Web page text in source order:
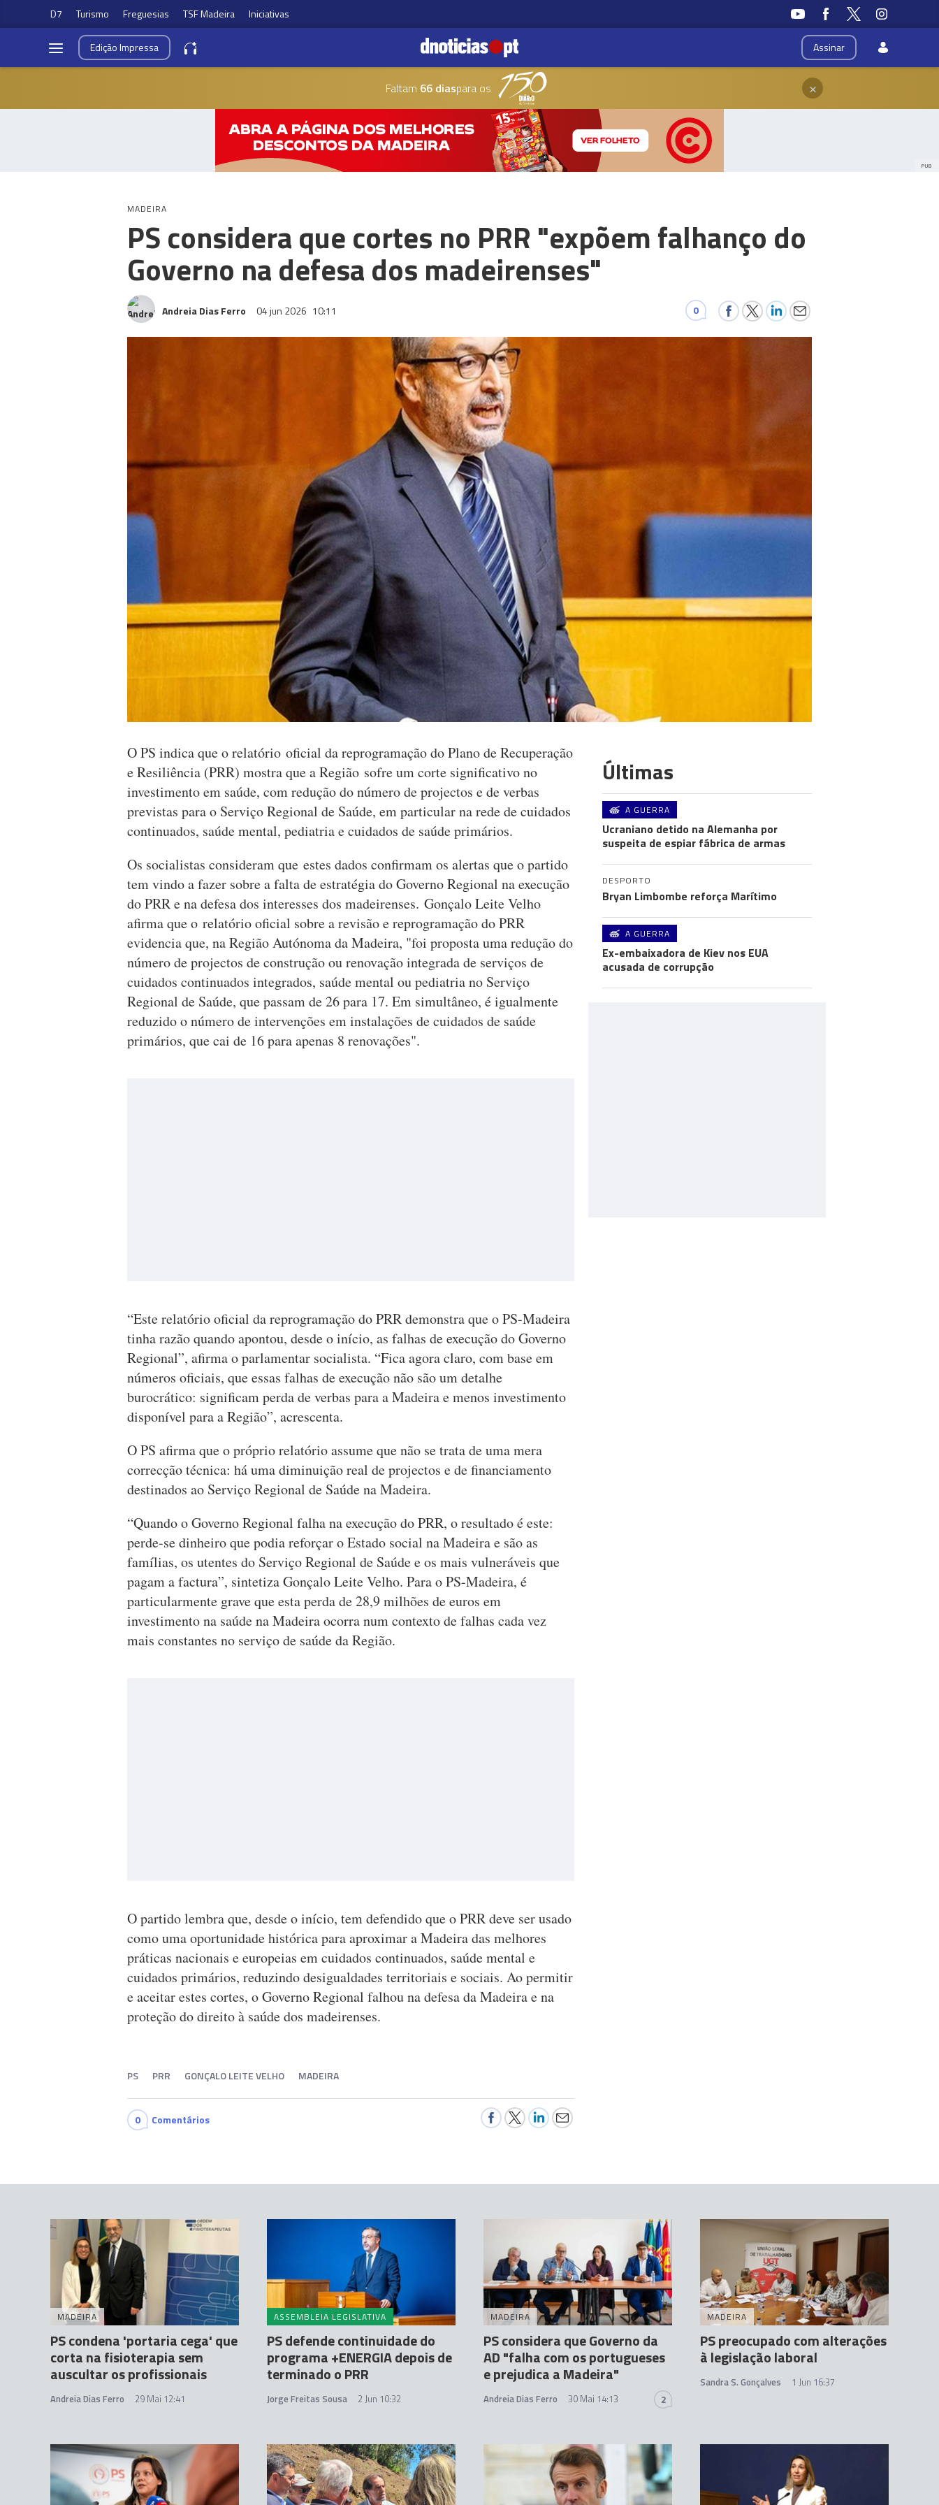
D7 Turismo Freguesias TSF Madeira Iniciativas
Assinar
EdiçãoImpressa
Faltam 66 diaspara os ×
PUB
MADEIRA
PS considera que cortes no PRR "expõem falhanço do
Governo na defesa dos madeirenses"
Andreia Dias Ferro 04 jun 2026 10:11 0
O PS indica que o relatório oficial da reprogramação do Plano de Recuperação
e Resiliência (PRR) mostra que a Região sofre um corte significativo no
investimento em saúde, com redução do número de projectos e de verbas
previstas para o Serviço Regional de Saúde, em particular na rede de cuidados
continuados, saúde mental, pediatria e cuidados de saúde primários.
Os socialistas consideram que estes dados confirmam os alertas que o partido
tem vindo a fazer sobre a falta de estratégia do Governo Regional na execução
do PRR e na defesa dos interesses dos madeirenses. Gonçalo Leite Velho
afirma que o relatório oficial sobre a revisão e reprogramação do PRR
evidencia que, na Região Autónoma da Madeira, "foi proposta uma redução do
número de projectos de construção ou renovação integrada de serviços de
cuidados continuados integrados, saúde mental ou pediatria no Serviço
Regional de Saúde, que passam de 26 para 17. Em simultâneo, é igualmente
reduzido o número de intervenções em instalações de cuidados de saúde
primários, que cai de 16 para apenas 8 renovações".
“Este relatório oficial da reprogramação do PRR demonstra que o PS-Madeira
tinha razão quando apontou, desde o início, as falhas de execução do Governo
Regional”, afirma o parlamentar socialista. “Fica agora claro, com base em
números oficiais, que essas falhas de execução não são um detalhe
burocrático: significam perda de verbas para a Madeira e menos investimento
disponível para a Região”, acrescenta.
O PS afirma que o próprio relatório assume que não se trata de uma mera
correcção técnica: há uma diminuição real de projectos e de financiamento
destinados ao Serviço Regional de Saúde na Madeira.
“Quando o Governo Regional falha na execução do PRR, o resultado é este:
perde-se dinheiro que podia reforçar o Estado social na Madeira e são as
famílias, os utentes do Serviço Regional de Saúde e os mais vulneráveis que
pagam a factura”, sintetiza Gonçalo Leite Velho. Para o PS-Madeira, é
particularmente grave que esta perda de 28,9 milhões de euros em
investimento na saúde na Madeira ocorra num contexto de falhas cada vez
mais constantes no serviço de saúde da Região.
O partido lembra que, desde o início, tem defendido que o PRR deve ser usado
como uma oportunidade histórica para aproximar a Madeira das melhores
práticas nacionais e europeias em cuidados continuados, saúde mental e
cuidados primários, reduzindo desigualdades territoriais e sociais. Ao permitir
e aceitar estes cortes, o Governo Regional falhou na defesa da Madeira e na
proteção do direito à saúde dos madeirenses.
PS PRR GONÇALO LEITE VELHO MADEIRA
0 Comentários
Últimas
A GUERRA
Ucraniano detido na Alemanha por
suspeita de espiar fábrica de armas
DESPORTO
Bryan Limbombe reforça Marítimo
A GUERRA
Ex-embaixadora de Kiev nos EUA
acusada de corrupção
MADEIRA
PS condena 'portaria cega' que
corta na fisioterapia sem
auscultar os profissionais
Andreia Dias Ferro 29 Mai 12:41
ASSEMBLEIA LEGISLATIVA
PS defende continuidade do
programa +ENERGIA depois de
terminado o PRR
Jorge Freitas Sousa 2 Jun 10:32
MADEIRA
PS considera que Governo da
AD "falha com os portugueses
e prejudica a Madeira"
Andreia Dias Ferro 30 Mai 14:13 2
MADEIRA
PS preocupado com alterações
à legislação laboral
Sandra S. Gonçalves 1 Jun 16:37